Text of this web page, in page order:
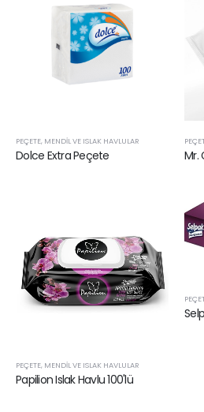
PEÇETE, MENDIL VE ISLAK HAVLULAR
Dolce Extra Peçete
PEÇETE, MENDIL VE ISLAK HAVLULAR
Papilion Islak Havlu 100'lü